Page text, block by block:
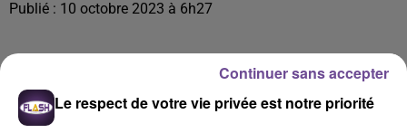
Publié : 10 octobre 2023 à 6h27
Le respect de votre vie privée est notre priorité
Continuer sans accepter